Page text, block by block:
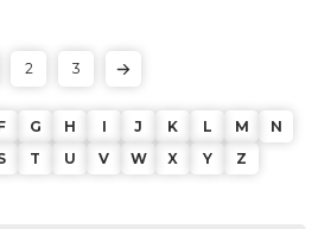
2 3
G H I J K L M
N
T U V W X Y Z